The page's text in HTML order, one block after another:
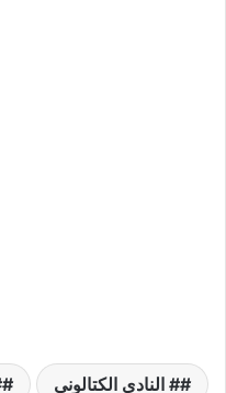
# النادي الكتالوني